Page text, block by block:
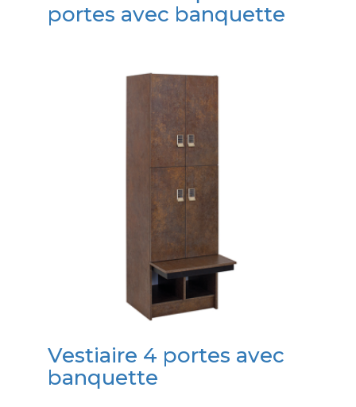
portes avec banquette
Vestiaire 4 portes avec
banquette